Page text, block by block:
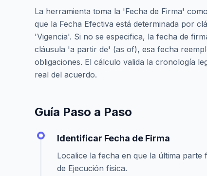
La herramienta toma la 'Fecha de Firma'
que la Fecha Efectiva está determinada por
'Vigencia'. Si no se especifica, la fecha de
cláusula 'a partir de' (as of), esa fecha
obligaciones. El cálculo valida la cronología
real del acuerdo.
Guía Paso a Paso
Identificar Fecha de Firma
Localice la fecha en que la última parte
de Ejecución física.